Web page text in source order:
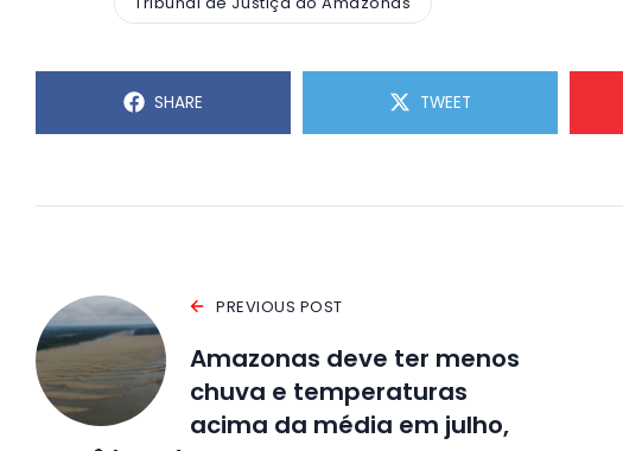
SHARE TWEET
PREVIOUS POST
Amazonas deve ter menos
chuva e temperaturas
acima da média em julho,